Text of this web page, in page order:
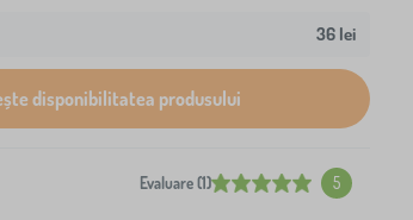
36 lei
disponibilitatea produsului
Evaluare (1) 5